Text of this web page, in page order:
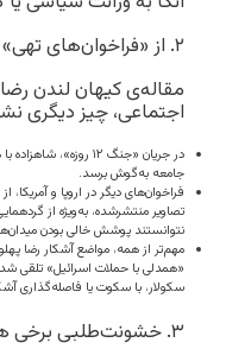
۲. از «فراخوان‌های تهی» تا بی‌اعتنایی اجتماعی
مقاله‌ی کیهان لندن
اجتماعی، چیز دیگری
در جریان «جنگ ۱۲
جامعه به‌گوش برسد.
فراخوان‌های دیگر در اروپا و
تصاویر منتشرشده، به‌ویژه از
نتوانستند پوشش خالی بودن میدان‌ها
مهم‌تر از همه، مواضع آشکار رضا
«همدلی با حملات اسرائیل» تلقی
سکولار، با سکوت یا فاصله‌گذاری
۳. خشونت‌طلبی برخی هواداران سلطنت‌طلب؛ چهره‌ای استبدادی از اپوزیسیون